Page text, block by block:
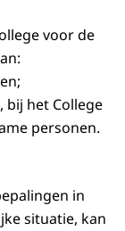
voor de
bij het College
personen.
in
situatie, kan